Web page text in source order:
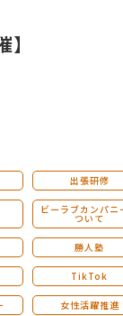
ストレングスファ
出張研修
ビーラブカンパニ
ついて
勝人塾
TikTok
女性活躍推進